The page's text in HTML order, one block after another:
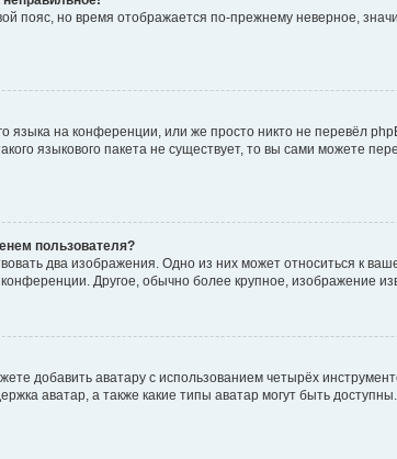
пояс, но время отображается по-прежнему неверное,
языка на конференции, или же просто никто не перевёл
языкового пакета не существует, то вы сами можете
пользователя?
два изображения. Одно из них может относиться к
Другое, обычно более крупное, изображение
добавить аватару с использованием четырёх
аватар, а также какие типы аватар могут быть